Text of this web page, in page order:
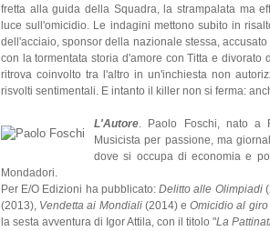
fretta alla guida della Squadra, la strampalata ma
luce sull'omicidio. Le indagini mettono subito in
dell'acciaio, sponsor della nazionale stessa,
con la tormentata storia d'amore con Titta e
ritrova coinvolto tra l'altro in un'inchiesta non
risvolti sentimentali. E intanto il killer non si ferma:
L'Autore. Paolo Foschi, nato a
Musicista per passione, ma
dove si occupa di economia e
Mondadori.
Per E/O Edizioni ha pubblicato:Delitto alle Olimpiadi
(2013), Vendetta ai Mondiali (2014) eOmicidio al giro
la sesta avventura di Igor Attila, con il titolo "La